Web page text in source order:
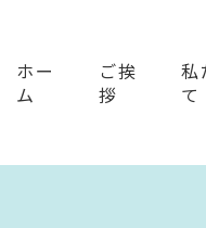
ホー
ム
ご挨
拶
私
て